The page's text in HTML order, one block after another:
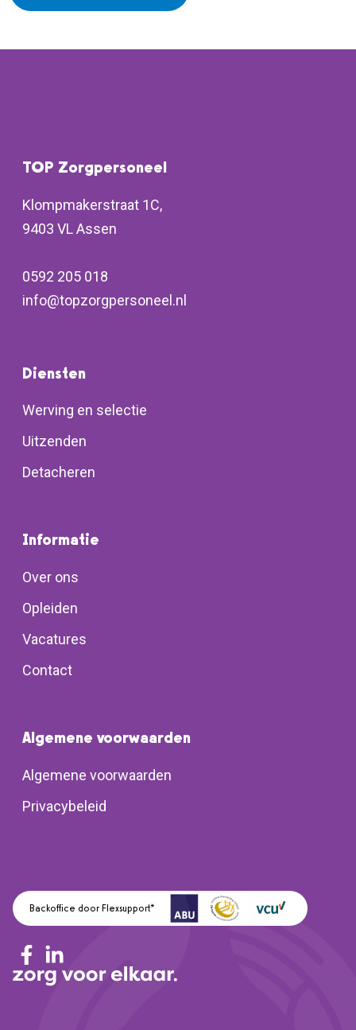
TOP Zorgpersoneel
Klompmakerstraat 1C,
9403 VL Assen
0592 205 018
info@topzorgpersoneel.nl
Diensten
Werving en selectie
Uitzenden
Detacheren
Informatie
Over ons
Opleiden
Vacatures
Contact
Algemene voorwaarden
Algemene voorwaarden
Privacybeleid
Backoffice door Flexsupport*